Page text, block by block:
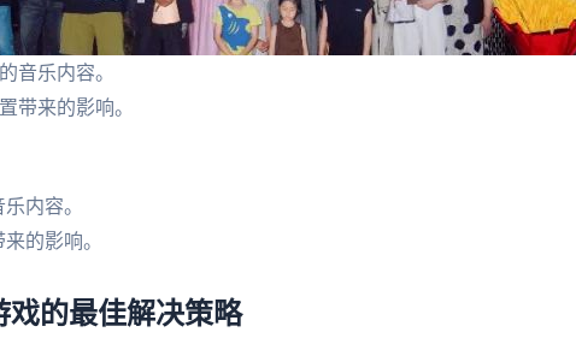
音乐内容。
带来的影响。
内容。
的影响。
戏的最佳解决策略